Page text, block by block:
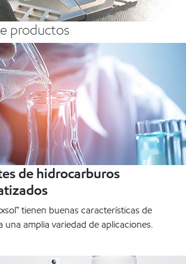
productos
de hidrocarburos
tienen buenas características de
una amplia variedad de aplicaciones.